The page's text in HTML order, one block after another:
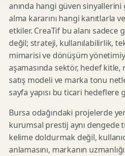
anında hangi güven
alma kararını hangi kanıtlarla
etkiler. CreaTif bu alanı
değil; strateji, kullanılabilirlik,
mimarisi ve dönüşüm
aşamasında sektör, hedef
satış modeli ve marka tonu
sayfa yapısı bu ticari hedeflere
Bursa odağındaki projelerde
kurumsal prestij aynı dengede
kelime doldurmak değil,
anlamasını, markanın